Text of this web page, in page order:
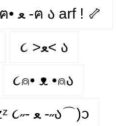
૮ ฅ• ﻌ -ฅ ა arf ! 🦴
૮ >ﻌ< ა
૮⍝• ᴥ •⍝ა
zᶻ ૮˶- ﻌ -˶ა⌒)ᦱ